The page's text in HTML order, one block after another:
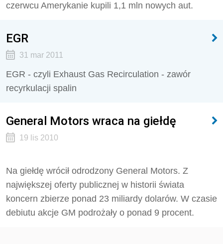
czerwcu Amerykanie kupili 1,1 mln nowych aut.
EGR
31 mar 2011
EGR - czyli Exhaust Gas Recirculation - zawór
recyrkulacji spalin
General Motors wraca na giełdę
19 lis 2010
Na giełdę wrócił odrodzony General Motors. Z
największej oferty publicznej w historii świata
koncern zbierze ponad 23 miliardy dolarów. W czasie
debiutu akcje GM podrożały o ponad 9 procent.